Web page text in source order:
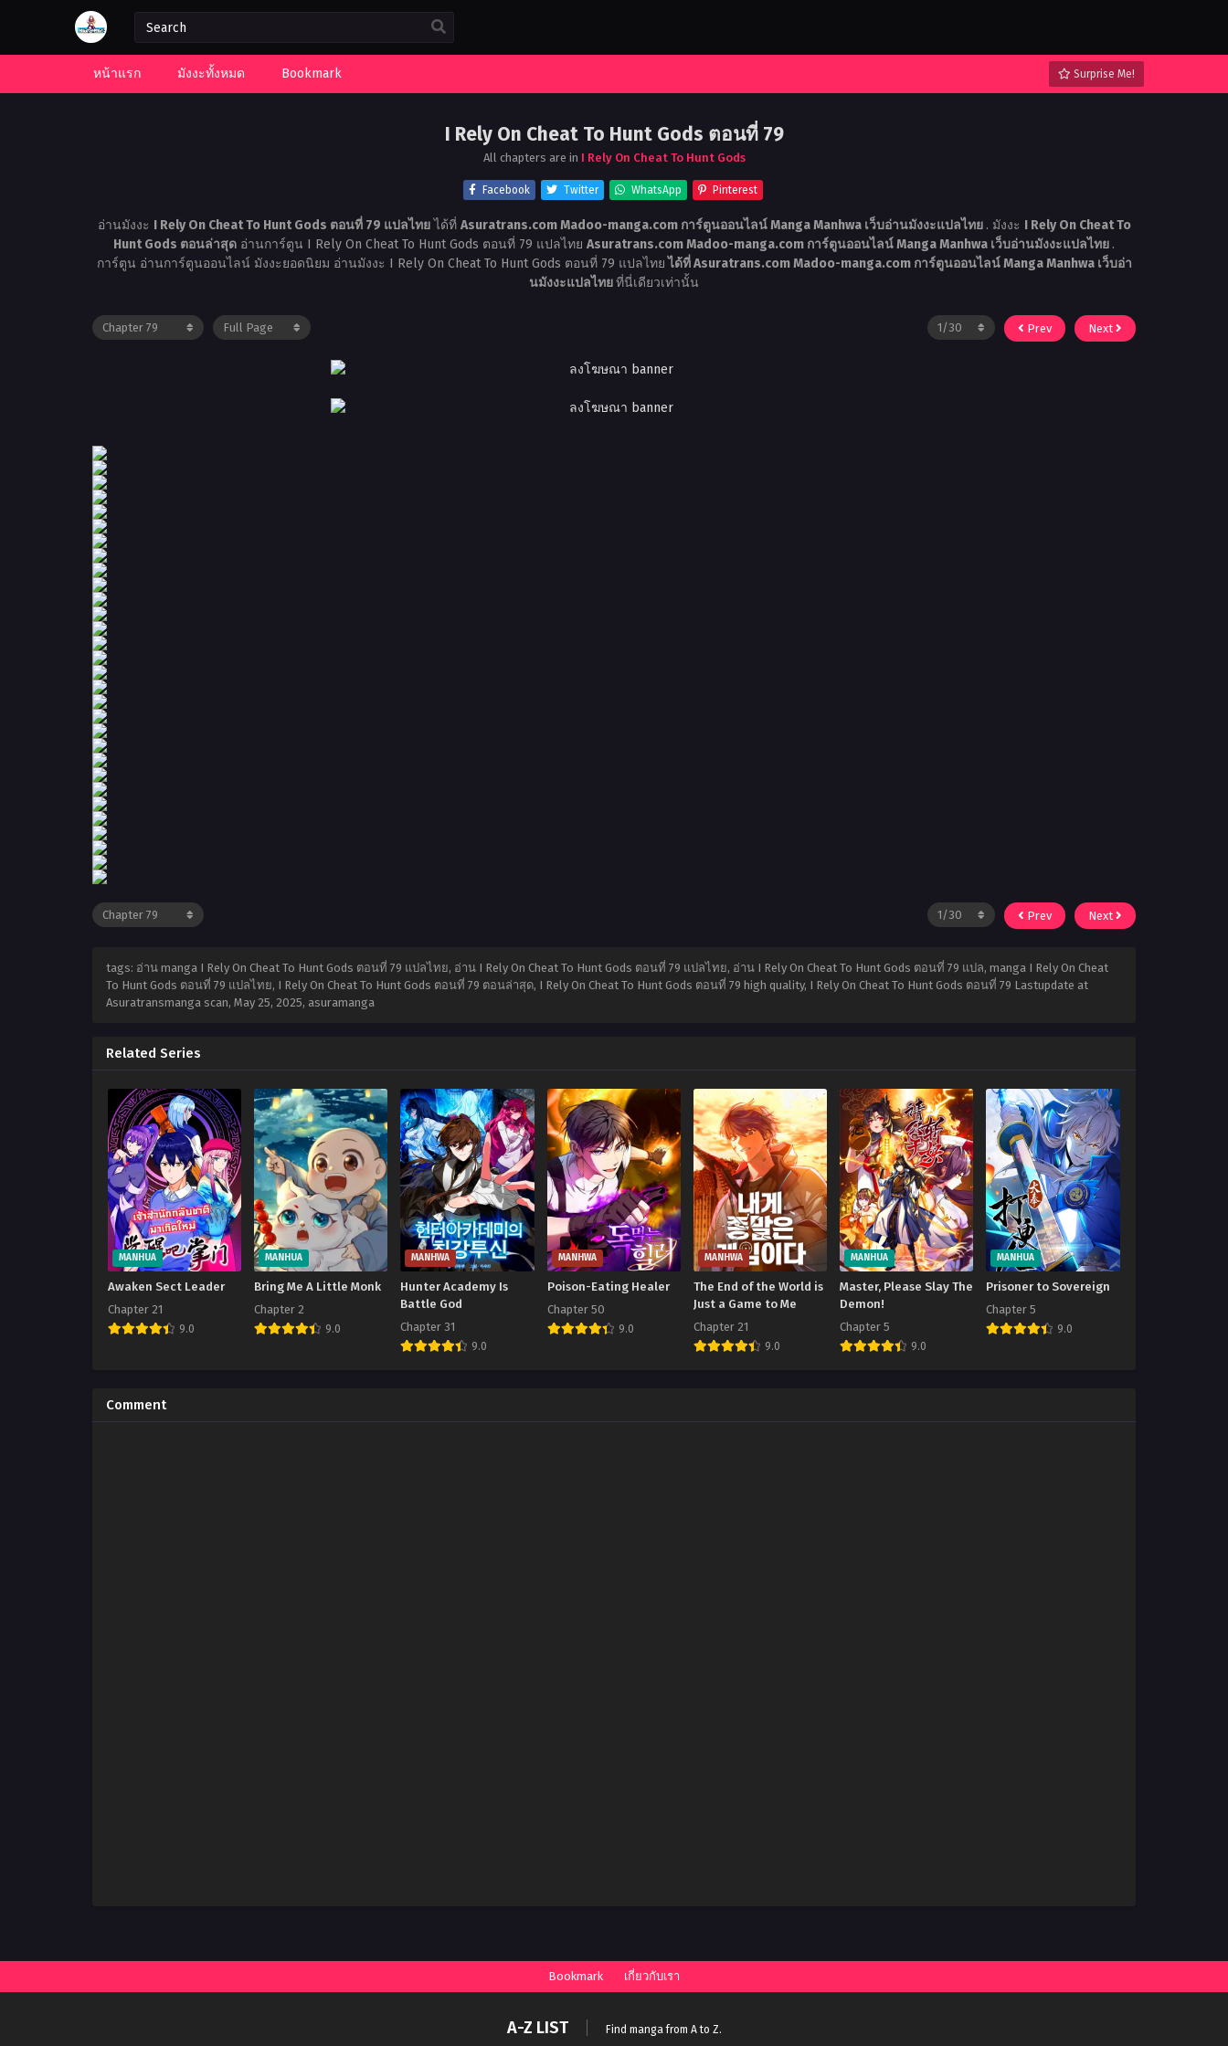
หน้าแรก มังงะทั้งหมด Bookmark Surprise Me!
I Rely On Cheat To Hunt Gods ตอนที่ 79
All chapters are in I Rely On Cheat To Hunt Gods
Facebook Twitter WhatsApp Pinterest
อ่านมังงะ I Rely On Cheat To Hunt Gods ตอนที่ 79 แปลไทยได้ที่ Asuratrans.com Madoo-manga.com การ์ตูนออนไลน์ Manga Manhwa เว็บอ่านมังงะแปลไทย . มังงะ I Rely On Cheat To
Hunt Gods ตอนล่าสุด อ่านการ์ตูน I Rely On Cheat To Hunt Gods ตอนที่ 79 แปลไทย Asuratrans.com Madoo-manga.com การ์ตูนออนไลน์ Manga Manhwa เว็บอ่านมังงะแปลไทย .
การ์ตูน อ่านการ์ตูนออนไลน์ มังงะยอดนิยม อ่านมังงะ I Rely On Cheat To Hunt Gods ตอนที่ 79 แปลไทยได้ที่ Asuratrans.com Madoo-manga.com การ์ตูนออนไลน์ Manga Manhwa เว็บอ่า
นมังงะแปลไทยที่นี่เดียวเท่านั้น
Prev Next
Prev Next
tags: อ่าน manga I Rely On Cheat To Hunt Gods ตอนที่ 79 แปลไทย, อ่าน I Rely On Cheat To Hunt Gods ตอนที่ 79 แปลไทย, อ่าน I Rely On Cheat To Hunt Gods ตอนที่ 79 แปล, manga I Rely On Cheat
To Hunt Gods ตอนที่ 79 แปลไทย, I Rely On Cheat To Hunt Gods ตอนที่ 79 ตอนล่าสุด, I Rely On Cheat To Hunt Gods ตอนที่ 79 high quality, I Rely On Cheat To Hunt Gods ตอนที่ 79 Lastupdate at
Asuratransmanga scan, May 25, 2025, asuramanga
Related Series
MANHUA
Awaken Sect Leader
Chapter 21
9.0
MANHUA
Bring Me A Little Monk
Chapter 2
9.0
MANHWA
Hunter Academy Is
Battle God
Chapter 31
9.0
MANHWA
Poison-Eating Healer
Chapter 50
9.0
MANHWA
The End of the World is
Just a Game to Me
Chapter 21
9.0
MANHUA
Master, Please Slay The
Demon!
Chapter 5
9.0
MANHUA
Prisoner to Sovereign
Chapter 5
9.0
Comment
Bookmark เกี่ยวกับเรา
A-Z LIST Find manga from A to Z.